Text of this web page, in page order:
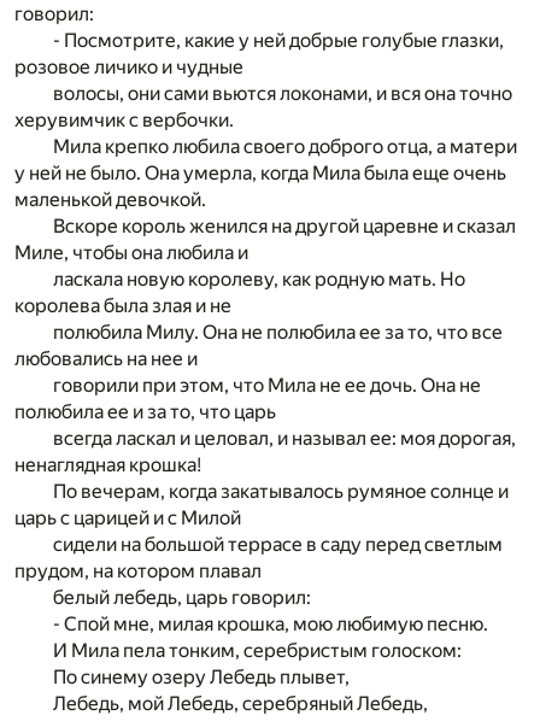
говорил:
- Посмотрите, какие у ней добрые голубые глазки,
розовое личико и чудные
волосы, они сами вьются локонами, и вся она точно
херувимчик с вербочки.
Мила крепко любила своего доброго отца, а матери
у ней не было. Она умерла, когда Мила была еще очень
маленькой девочкой.
Вскоре король женился на другой царевне и сказал
Миле, чтобы она любила и
ласкала новую королеву, как родную мать. Но
королева была злая и не
полюбила Милу. Она не полюбила ее за то, что все
любовались на нее и
говорили при этом, что Мила не ее дочь. Она не
полюбила ее и за то, что царь
всегда ласкал и целовал, и называл ее: моя дорогая,
ненаглядная крошка!
По вечерам, когда закатывалось румяное солнце и
царь с царицей и с Милой
сидели на большой террасе в саду перед светлым
прудом, на котором плавал
белый лебедь, царь говорил:
- Спой мне, милая крошка, мою любимую песню.
И Мила пела тонким, серебристым голоском:
По синему озеру Лебедь плывет,
Лебедь, мой Лебедь, серебряный Лебедь,